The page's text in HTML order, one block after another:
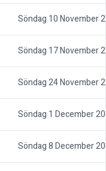
Söndag 10 November
Söndag 17 November
Söndag 24 November
Söndag 1 December
Söndag 8 December